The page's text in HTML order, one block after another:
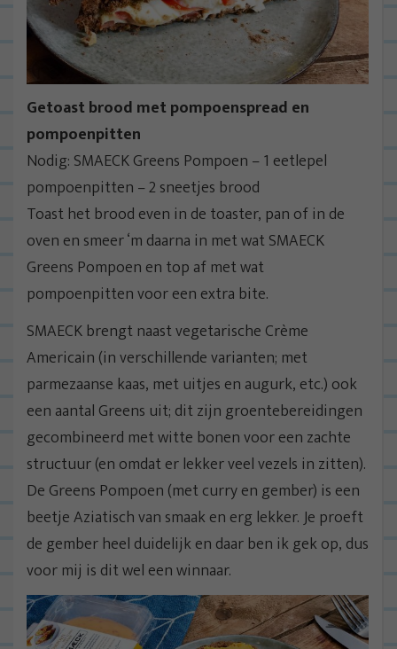
Getoast brood met pompoenspread en
pompoenpitten
Nodig: SMAECK Greens Pompoen – 1 eetlepel
pompoenpitten – 2 sneetjes brood
Toast het brood even in de toaster, pan of in de
oven en smeer ‘m daarna in met wat SMAECK
Greens Pompoen en top af met wat
pompoenpitten voor een extra bite.
SMAECK brengt naast vegetarische Crème
Americain (in verschillende varianten; met
parmezaanse kaas, met uitjes en augurk, etc.) ook
een aantal Greens uit; dit zijn groentebereidingen
gecombineerd met witte bonen voor een zachte
structuur (en omdat er lekker veel vezels in zitten).
De Greens Pompoen (met curry en gember) is een
beetje Aziatisch van smaak en erg lekker. Je proeft
de gember heel duidelijk en daar ben ik gek op, dus
voor mij is dit wel een winnaar.